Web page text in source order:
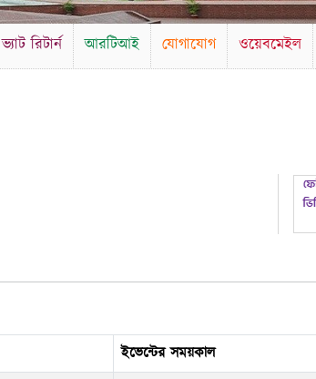
ভ্যাট রিটার্ন আরটিআই যোগাযোগ ওয়েবমেইল
ইভেন্টের সময়কাল